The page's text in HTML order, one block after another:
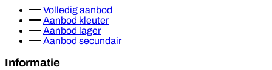
Volledig aanbod
Aanbod kleuter
Aanbod lager
Aanbod secundair
Informatie